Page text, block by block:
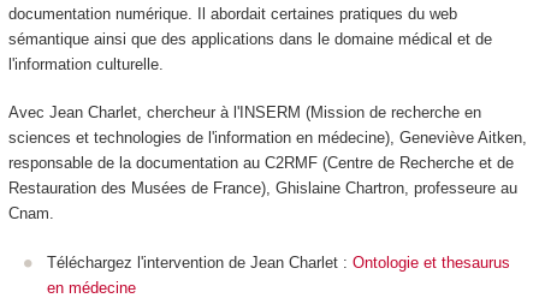
documentation numérique. Il abordait certaines pratiques du web
sémantique ainsi que des applications dans le domaine médical et de
l'information culturelle.
Avec Jean Charlet, chercheur à l'INSERM (Mission de recherche en
sciences et technologies de l'information en médecine), Geneviève Aitken,
responsable de la documentation au C2RMF (Centre de Recherche et de
Restauration des Musées de France), Ghislaine Chartron, professeure au
Cnam.
Téléchargez l'intervention de Jean Charlet : Ontologie et thesaurus
en médecine